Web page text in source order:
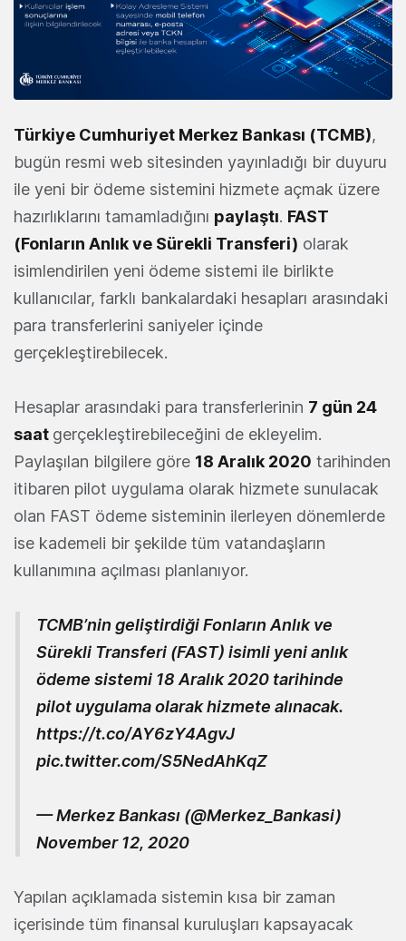
Türkiye Cumhuriyet Merkez Bankası (TCMB),
bugün resmi web sitesinden yayınladığı bir duyuru
ile yeni bir ödeme sistemini hizmete açmak üzere
hazırlıklarını tamamladığını paylaştı. FAST
(Fonların Anlık ve Sürekli Transferi) olarak
isimlendirilen yeni ödeme sistemi ile birlikte
kullanıcılar, farklı bankalardaki hesapları arasındaki
para transferlerini saniyeler içinde
gerçekleştirebilecek.
Hesaplar arasındaki para transferlerinin 7 gün 24
saat gerçekleştirebileceğini de ekleyelim.
Paylaşılan bilgilere göre 18 Aralık 2020 tarihinden
itibaren pilot uygulama olarak hizmete sunulacak
olan FAST ödeme sisteminin ilerleyen dönemlerde
ise kademeli bir şekilde tüm vatandaşların
kullanımına açılması planlanıyor.
TCMB’nin geliştirdiği Fonların Anlık ve
Sürekli Transferi (FAST) isimli yeni anlık
ödeme sistemi 18 Aralık 2020 tarihinde
pilot uygulama olarak hizmete alınacak.
https://t.co/AY6zY4AgvJ
pic.twitter.com/S5NedAhKqZ
— Merkez Bankası (@Merkez_Bankasi)
November 12, 2020
Yapılan açıklamada sistemin kısa bir zaman
içerisinde tüm finansal kuruluşları kapsayacak